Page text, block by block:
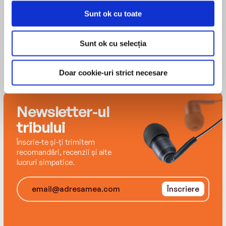
Sunt ok cu toate
Sunt ok cu selecția
Doar cookie-uri strict necesare
au retras sub acțiunea erozivă a valurilor. Însoțit
de prietenul său, alpinistul du Lac, Tesson
pornește într-o palpitantă călătorie care îl
poartă prin întreaga lume și de-a lungul căreia
escaladează peste o sută de astfel de stânci,
riscându-și nu de puține ori viața. Ce-l mână
însă nu e atât gustul pentru pericol sau ambiția
pionieratului, cât intuiția că aceste santinele
singuratice ale mării au ceva fundamental de
spus despre condiția omului contemporan,
pentru care libertatea înseamnă adesea curajul
de a rămâne în urmă.
face elogiul unui nou nomadism romantic, pe
care-l opune ritmului frenetic al lumii moderne.“
Newsletter-ul
tribului
Înscrie-te și-ți trimitem
recomandări, recenzii și alte
lucruri simpatice.
Înscriere